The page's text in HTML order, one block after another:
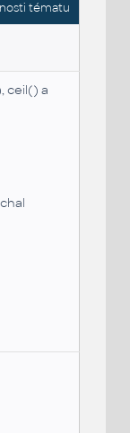
tématu
ceil() a